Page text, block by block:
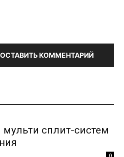
КОММЕНТАРИЙ
сплит-систем
0